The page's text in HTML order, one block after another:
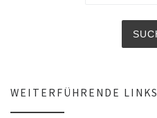
WEITERFÜHRENDE LINKS